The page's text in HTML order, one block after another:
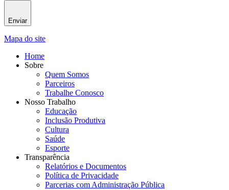
Enviar
Mapa do site
Home
Sobre
Quem Somos
Parceiros
Trabalhe Conosco
Nosso Trabalho
Educação
Inclusão Produtiva
Cultura
Saúde
Esporte
Transparência
Relatórios e Documentos
Política de Privacidade
Parcerias com Administração Pública